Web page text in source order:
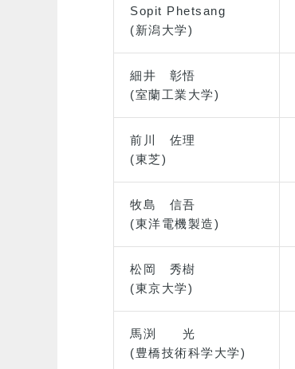
Sopit Phetsang
(新潟大学)
細井 彰悟
(室蘭工業大学)
前川 佐理
(東芝)
牧島 信吾
(東洋電機製造)
松岡 秀樹
(東京大学)
馬渕 光
(豊橋技術科学大学)